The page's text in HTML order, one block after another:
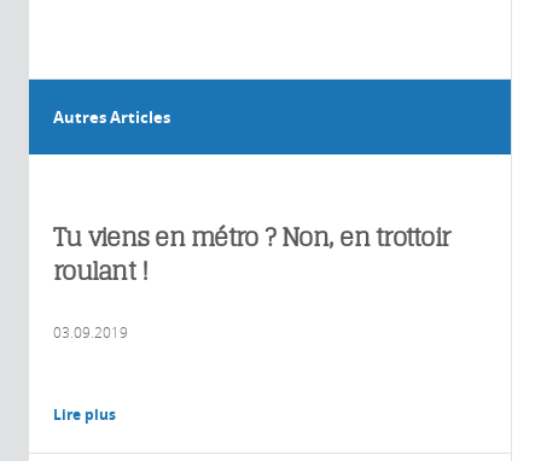
Autres Articles
Tu viens en métro ? Non, en trottoir
roulant !
03.09.2019
Lire plus